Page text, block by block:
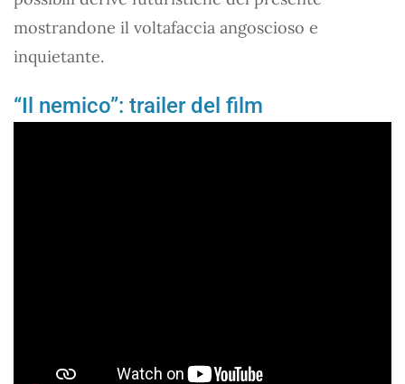
mostrandone il voltafaccia angoscioso e
inquietante.
“Il nemico”: trailer del film